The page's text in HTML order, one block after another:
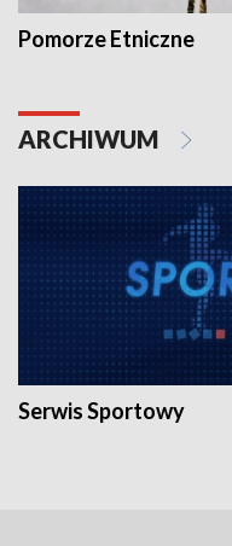
Pomorze Etniczne
ARCHIWUM
Serwis Sportowy